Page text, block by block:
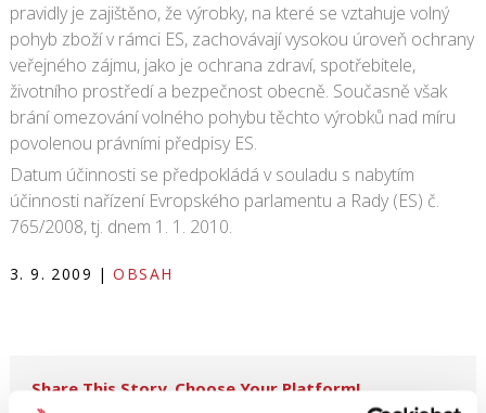
pravidly je zajištěno, že výrobky, na které se vztahuje volný
pohyb zboží v rámci ES, zachovávají vysokou úroveň ochrany
veřejného zájmu, jako je ochrana zdraví, spotřebitele,
životního prostředí a bezpečnost obecně. Současně však
brání omezování volného pohybu těchto výrobků nad míru
povolenou právními předpisy ES.
Datum účinnosti se předpokládá v souladu s nabytím
účinnosti nařízení Evropského parlamentu a Rady (ES) č.
765/2008, tj. dnem 1. 1. 2010.
3. 9. 2009 | OBSAH
Share This Story, Choose Your Platform!